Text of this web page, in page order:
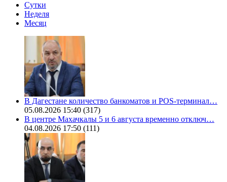
Сутки
Неделя
Месяц
В Дагестане количество банкоматов и POS-терминал…
05.08.2026 15:40 (317)
В центре Махачкалы 5 и 6 августа временно отключ…
04.08.2026 17:50 (111)